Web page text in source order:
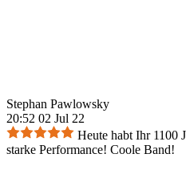
Stephan Pawlowsky
20:52 02 Jul 22
Heute habt Ihr 1100
starke Performance! Coole Band!